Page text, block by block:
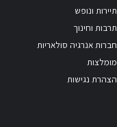
תיירות ונופש
תרבות וחינוך
חברות אנרגיה סולאריות
מומלצות
הצהרת נגישות